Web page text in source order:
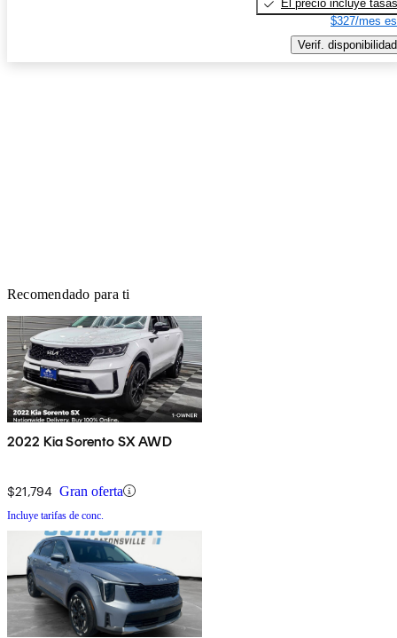
El precio incluye tasas
$327/mes
Verif. disponibilidad
Recomendado para ti
2022 Kia Sorento SX AWD
$21,794 Gran oferta
Incluye tarifas de conc.